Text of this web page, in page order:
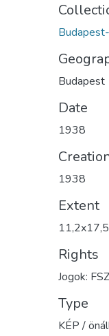
Budapest
Date
1938
1938
Extent
Rights
Jogok:
Type
KÉP /